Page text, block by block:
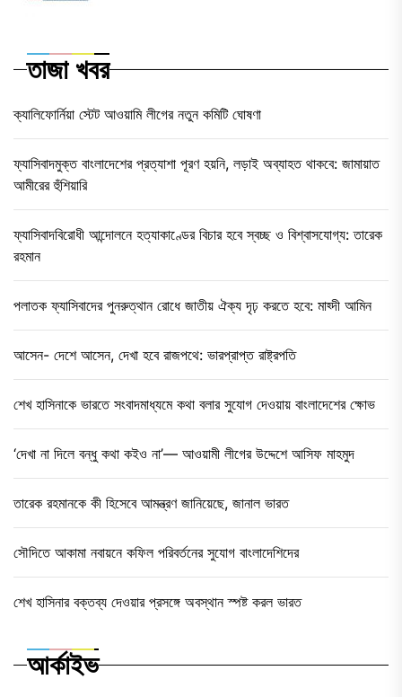
তাজা খবর
ক্যালিফোর্নিয়া স্টেট আওয়ামি লীগের নতুন কমিটি ঘোষণা
ফ্যাসিবাদমুক্ত বাংলাদেশের প্রত্যাশা পূরণ হয়নি, লড়াই অব্যাহত থাকবে: জামায়াত
আমীরের হুঁশিয়ারি
ফ্যাসিবাদবিরোধী আন্দোলনে হত্যাকাণ্ডের বিচার হবে স্বচ্ছ ও বিশ্বাসযোগ্য: তারেক
রহমান
পলাতক ফ্যাসিবাদের পুনরুত্থান রোধে জাতীয় ঐক্য দৃঢ় করতে হবে: মাহ্দী আমিন
আসেন- দেশে আসেন, দেখা হবে রাজপথে: ভারপ্রাপ্ত রাষ্ট্রপতি
শেখ হাসিনাকে ভারতে সংবাদমাধ্যমে কথা বলার সুযোগ দেওয়ায় বাংলাদেশের ক্ষোভ
‘দেখা না দিলে বন্ধু কথা কইও না’— আওয়ামী লীগের উদ্দেশে আসিফ মাহমুদ
তারেক রহমানকে কী হিসেবে আমন্ত্রণ জানিয়েছে, জানাল ভারত
সৌদিতে আকামা নবায়নে কফিল পরিবর্তনের সুযোগ বাংলাদেশিদের
শেখ হাসিনার বক্তব্য দেওয়ার প্রসঙ্গে অবস্থান স্পষ্ট করল ভারত
আর্কাইভ